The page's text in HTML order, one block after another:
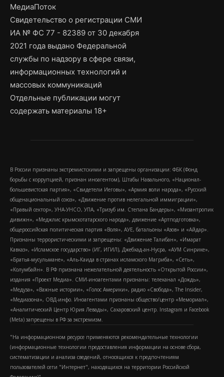
МедиаПоток
Свидетельство о регистрации СМИ
ИА № ФС 77 - 82389 от 30 декабря
2021 года выдано Федеральной
службы по надзору в сфере связи,
информационных технологий и
массовых коммуникаций
Отдельные публикации могут
содержать материалы 18+
В России признаны экстремистскими и запрещены организации: ФБК (Фонд
борьбы с коррупцией, признан иноагентом), Штабы Навального, «Национал-
большевистская партия», «Свидетели Иеговы», «Армия воли народа», «Русский
общенациональный союз», «Движение против нелегальной иммиграции»,
«Правый сектор», УНА-УНСО, УПА, «Тризуб им. Степана Бандеры», «Мизантропик
дивижн», «Меджлис крымскотатарского народа», движение «Артподготовка»,
общероссийская политическая партия «Воля», АУЕ, батальоны «Азов» и «Айдар».
Признаны террористическими и запрещены: «Движение Талибан», «Имарат
Кавказ», «Исламское государство» (ИГ, ИГИЛ), Джебхад-ан-Нусра, «АУМ Синрике»,
«Братья-мусульмане», «Аль-Каида в странах исламского Магриба», «Сеть»,
«Колумбайн». В РФ признана нежелательной деятельность «Открытой России»,
издания «Проект Медиа». СМИ-иноагентами признаны: телеканал «Дождь»,
«Медуза», «Важные истории», «Голос Америки», радио «Свобода», The Insider,
«Медиазона», ОВД-инфо. Иноагентами признаны общество/центр «Мемориал»,
«Аналитический Центр Юрия Левады», Сахаровский центр. Instagram и Facebook
(Metа) запрещены в РФ за экстремизм.
"На информационном ресурсе применяются рекомендательные технологии
(информационные технологии предоставления информации на основе сбора,
систематизации и анализа сведений, относящихся к предпочтениям
пользователей сети "Интернет", находящихся на территории Российской